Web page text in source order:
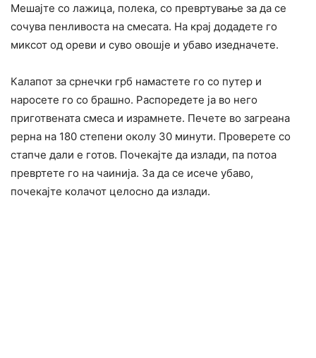
Мешајте со лажица, полека, со превртување за да се
сочува пенливоста на смесата. На крај додадете го
миксот од ореви и суво овошје и убаво изедначете.
Калапот за срнечки грб намастете го со путер и
наросете го со брашно. Распоредете ја во него
приготвената смеса и израмнете. Печете во загреана
рерна на 180 степени околу 30 минути. Проверете со
стапче дали е готов. Почекајте да излади, па потоа
превртете го на чаинија. За да се исече убаво,
почекајте колачот целосно да излади.